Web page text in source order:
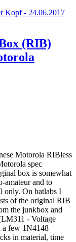
Kopf - 24.06.2017
(RIB)
Motorola RIBless
spec
box is somewhat
amateur and to
only. On batlabs I
of the original RIB
the junkbox and
- Voltage
a few 1N4148
in material, time